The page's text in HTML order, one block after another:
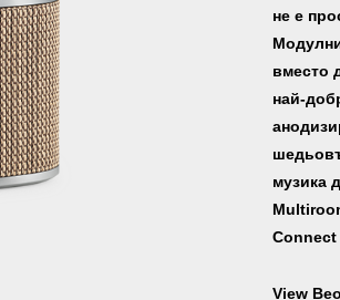
не е
вместо
най-
музика
View